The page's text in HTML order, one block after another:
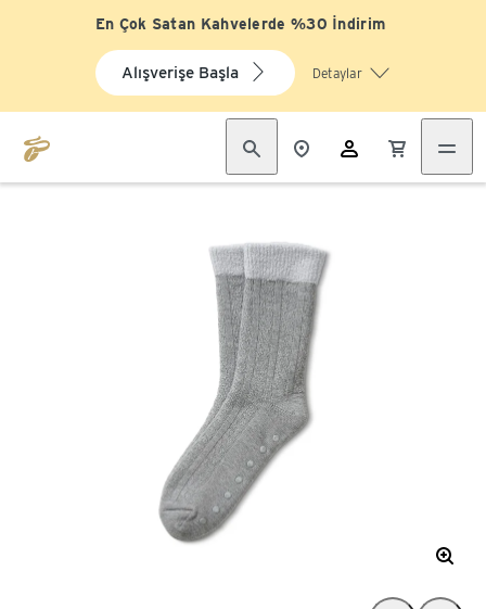
En Çok Satan Kahvelerde %30 İndirim
Alışverişe Başla Detaylar